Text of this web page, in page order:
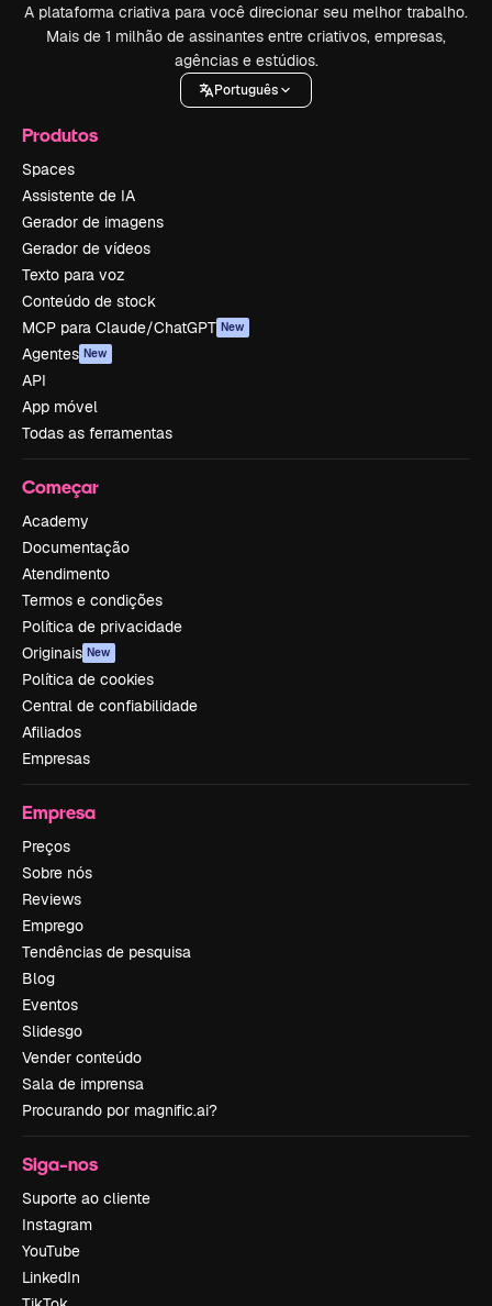
A plataforma criativa para você direcionar seu melhor trabalho.
Mais de 1 milhão de assinantes entre criativos, empresas,
agências e estúdios.
Português
Produtos
Spaces
Assistente de IA
Gerador de imagens
Gerador de vídeos
Texto para voz
Conteúdo de stock
MCP para Claude/ChatGPT New
Agentes New
API
App móvel
Todas as ferramentas
Começar
Academy
Documentação
Atendimento
Termos e condições
Política de privacidade
Originais New
Política de cookies
Central de confiabilidade
Afiliados
Empresas
Empresa
Preços
Sobre nós
Reviews
Emprego
Tendências de pesquisa
Blog
Eventos
Slidesgo
Vender conteúdo
Sala de imprensa
Procurando por magnific.ai?
Siga-nos
Suporte ao cliente
Instagram
YouTube
LinkedIn